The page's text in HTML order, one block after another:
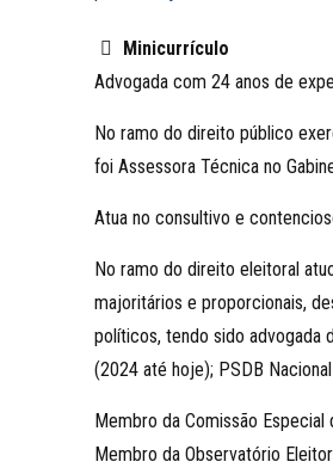
Minicurrículo
Advogada com 24 anos de
No ramo do direito público
foi Assessora Técnica no
Atua no consultivo e
No ramo do direito eleitoral
majoritários e proporcionais,
políticos, tendo sido advogada
(2024 até hoje); PSDB
Membro da Comissão
Membro da Observatório